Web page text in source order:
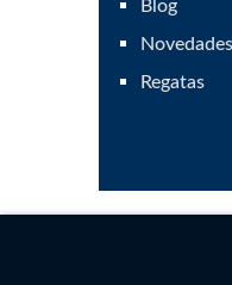
Blog
Novedades
Regatas